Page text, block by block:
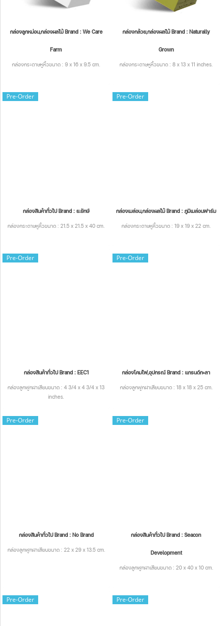
กล่องลูกหม่อน,กล่องผลไม้ Brand : We Care
Farm
กล่องกระดาษหูหิ้วขนาด : 9 x 16 x 9.5 cm.
กล่องกล้วย,กล่องผลไม้ Brand : Naturally
Grown
กล่องกระดาษหูหิ้วขนาด : 8 x 13 x 11 inches.
Pre-Order
กล่องสินค้าทั่วไป Brand : ย.ยักษ์
กล่องกระดาษหูหิ้วขนาด : 21.5 x 21.5 x 40 cm.
Pre-Order
กล่องเมล่อน,กล่องผลไม้ Brand : ภูมิเมล่อนฟาร์ม
กล่องกระดาษหูหิ้วขนาด : 19 x 19 x 22 cm.
Pre-Order
กล่องสินค้าทั่วไป Brand : EEC1
กล่องลูกฟูกฝาเสียบขนาด : 4 3/4 x 4 3/4 x 13
inches.
Pre-Order
กล่องโคมไฟ,อุปกรณ์ Brand : แกรนด์กะลา
กล่องลูกฟูกฝาเสียบขนาด : 18 x 18 x 25 cm.
Pre-Order
กล่องสินค้าทั่วไป Brand : No Brand
กล่องลูกฟูกฝาเสียบขนาด : 22 x 29 x 13.5 cm.
Pre-Order
กล่องสินค้าทั่วไป Brand : Seacon
Development
กล่องลูกฟูกฝาเสียบขนาด : 20 x 40 x 10 cm.
Pre-Order Pre-Order